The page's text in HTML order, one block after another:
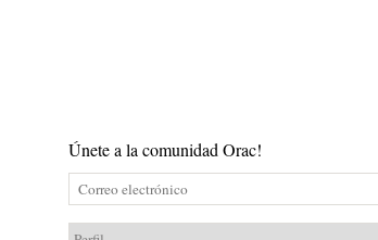
Únete a la comunidad Orac!